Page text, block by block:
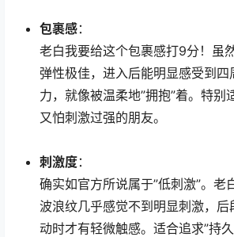
包裹感：
老白我要给这个包裹感打9分！虽
弹性极佳，进入后能明显感受到
力，就像被温柔地”拥抱”着。特别
又怕刺激过强的朋友。
刺激度：
确实如官方所说属于”低刺激”。老
波浪纹几乎感觉不到明显刺激，
动时才有轻微触感。适合追求”持久